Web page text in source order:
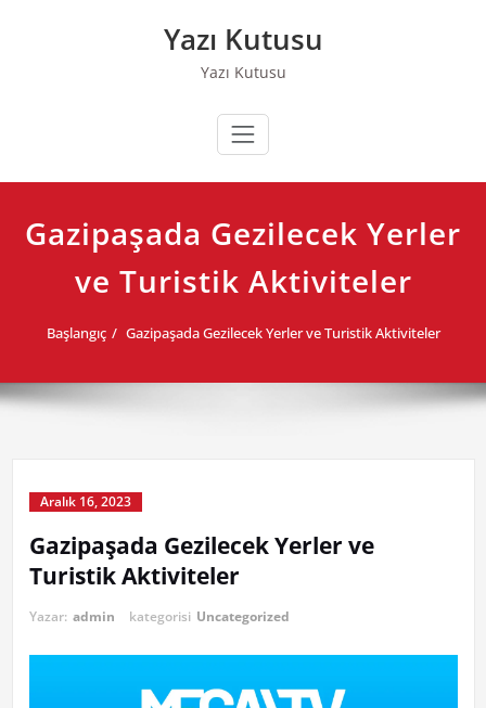
Yazı Kutusu
Yazı Kutusu
Gazipaşada Gezilecek Yerler
ve Turistik Aktiviteler
Başlangıç Gazipaşada Gezilecek Yerler ve Turistik Aktiviteler
Aralık 16, 2023
Gazipaşada Gezilecek Yerler ve
Turistik Aktiviteler
Yazar: admin kategorisi Uncategorized